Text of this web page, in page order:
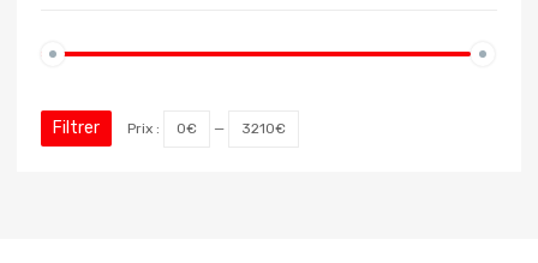
Filtrer Prix : 0€ — 3210€